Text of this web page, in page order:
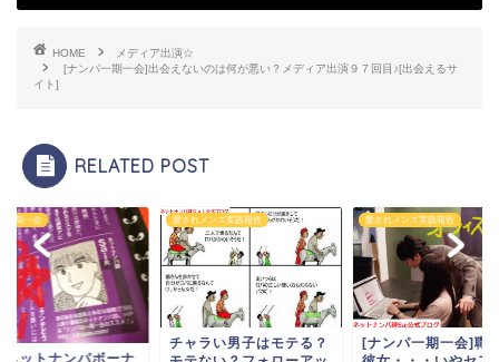
HOME
メディア出演☆
[ナンパ一期一会]出会えないのは何が悪い？メディア出演９７回目♪[出会えるサ
イト]
RELATED POST
ナンパボーナ
愛されメンズ実践報告
チャラい男子はモテる？
愛されメンズ実践報告
[ナンパ一期一会]職場に